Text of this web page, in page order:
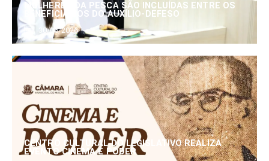
MULHERES DA PESCA SÃO INCLUÍDAS ENTRE OS
BENEFICIÁRIOS DO AUXÍLIO-DEFESO
30/06/2026
CENTRO CULTURAL DO LEGISLATIVO REALIZA
EVENTO CINEMA E PODER